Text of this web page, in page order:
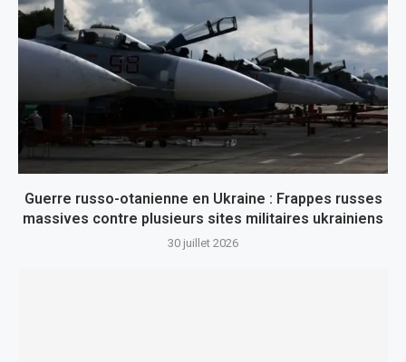
Guerre russo-otanienne en Ukraine : Frappes russes
massives contre plusieurs sites militaires ukrainiens
30 juillet 2026